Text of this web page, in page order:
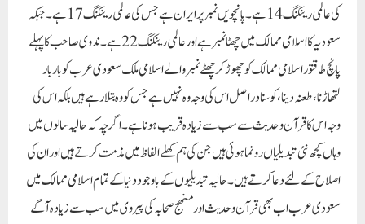
کی عالمی رینکنگ 14 ہے۔ پانچویں نمبر پر ایران ہے جس کی عالمی رینکنگ 17 ہے۔جبکہ
سعودیہ کا اسلامی ممالک میں چھٹا نمبر ہے اور عالمی رینکنگ 22 ہے۔ ندوی صاحب کا پہلے
پانچ طاقتور اسلامی ممالک کو چھوڑ کر چھٹے نمبر والے اسلامی ملک سعودی عرب کو بار بار
لتھاڑنا، طعنہ دینا، کوسنا دراصل اس کی وجہ وہ نہیں ہے جس کو وہ بتلا رہے ہیں بلکہ اس کی
وجہ اس کا قرآن وحدیث سے سب سے زیادہ قریب ہونا ہے۔ اگرچہ کہ حالیہ سالوں میں
وہاں کچھ نئی تبدیلیاں رونما ہوئی ہیں جن کی ہم کھلے الفاظ میں مذمت کرتے ہیں اور ان کی
اصلاح کے لئے دعا کرتے ہیں۔ حالیہ تبدیلیوں کے باوجود دنیا کے تمام اسلامی ممالک میں
سعودی عرب اب بھی قرآن وحدیث اور منھج صحابہ کی پیروی میں سب سے زیادہ آگے